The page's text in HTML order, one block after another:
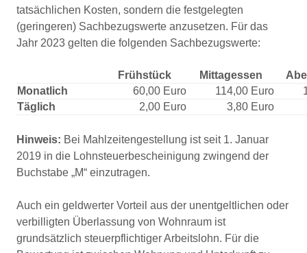
tatsächlichen Kosten, sondern die festgelegten
(geringeren) Sachbezugswerte anzusetzen. Für das
Jahr 2023 gelten die folgenden Sachbezugswerte:
Frühstück Mittagessen
Monatlich
60,00 Euro 114,00 Euro
Täglich
2,00 Euro 3,80 Euro
Hinweis: Bei Mahlzeitengestellung ist seit 1. Januar
2019 in die Lohnsteuerbescheinigung zwingend der
Buchstabe „M“ einzutragen.
Auch ein geldwerter Vorteil aus der unentgeltlichen oder
verbilligten Überlassung von Wohnraum ist
grundsätzlich steuerpflichtiger Arbeitslohn. Für die